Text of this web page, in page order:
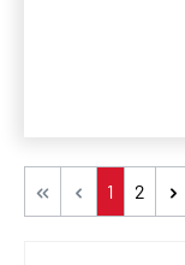
Seite
1 Seite
2